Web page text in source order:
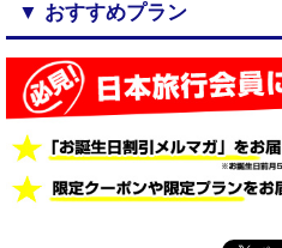
▼ おすすめプラン